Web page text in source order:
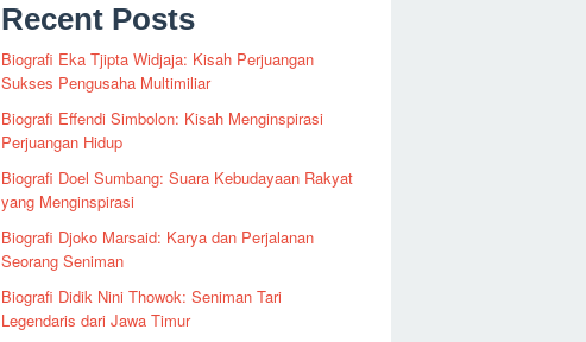
Recent Posts
Biografi Eka Tjipta Widjaja: Kisah Perjuangan
Sukses Pengusaha Multimiliar
Biografi Effendi Simbolon: Kisah Menginspirasi
Perjuangan Hidup
Biografi Doel Sumbang: Suara Kebudayaan Rakyat
yang Menginspirasi
Biografi Djoko Marsaid: Karya dan Perjalanan
Seorang Seniman
Biografi Didik Nini Thowok: Seniman Tari
Legendaris dari Jawa Timur